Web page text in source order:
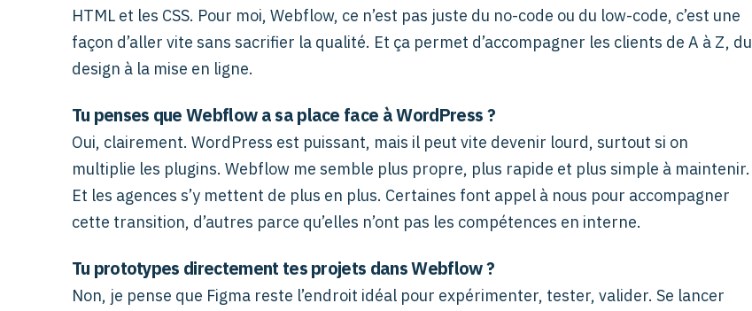
HTML et les CSS. Pour moi, Webflow, ce n’est pas juste du no-code ou du low-code, c’est une
façon d’aller vite sans sacrifier la qualité. Et ça permet d’accompagner les clients de A à Z, du
design à la mise en ligne.
Tu penses que Webflow a sa place face à WordPress ?
Oui, clairement. WordPress est puissant, mais il peut vite devenir lourd, surtout si on
multiplie les plugins. Webflow me semble plus propre, plus rapide et plus simple à maintenir.
Et les agences s’y mettent de plus en plus. Certaines font appel à nous pour accompagner
cette transition, d’autres parce qu’elles n’ont pas les compétences en interne.
Tu prototypes directement tes projets dans Webflow ?
Non, je pense que Figma reste l’endroit idéal pour expérimenter, tester, valider. Se lancer